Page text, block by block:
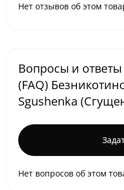
Нет отзывов об этом
Вопросы и ответы
(FAQ)
Sgushenka
Нет вопросов об этом